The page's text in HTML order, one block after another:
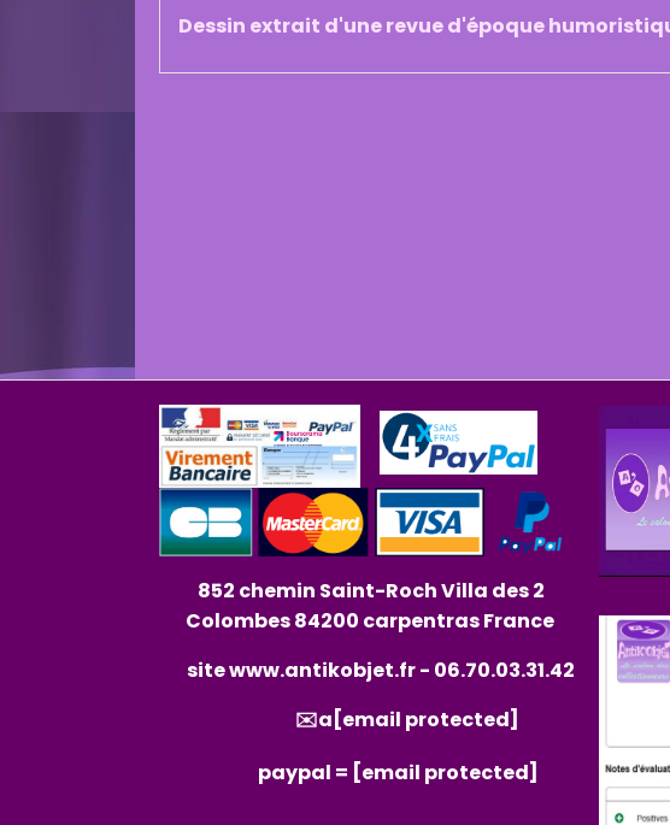
Dessin extrait d'une revue d'époque
852 chemin Saint-Roch Villa des 2
Colombes 84200 carpentras France
sitewww.antikobjet.fr- 06.70.03.31.42
✉️a [email protected]
paypal = [email protected]